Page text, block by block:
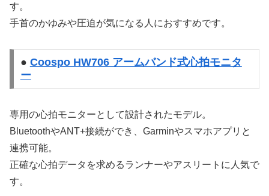
す。
手首のかゆみや圧迫が気になる人におすすめです。
● Coospo HW706 アームバンド式心拍モニタ
ー
専用の心拍モニターとして設計されたモデル。
BluetoothやANT+接続ができ、Garminやスマホアプリと
連携可能。
正確な心拍データを求めるランナーやアスリートに人気で
す。